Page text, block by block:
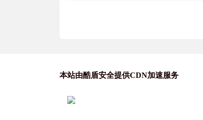
本站由酷盾安全提供CDN加速服务